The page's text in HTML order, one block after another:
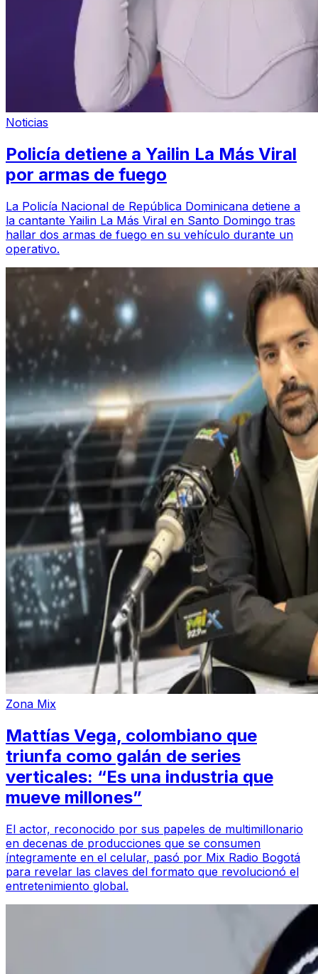
Noticias
Policía detiene a Yailin La Más Viral
por armas de fuego
La Policía Nacional de República Dominicana detiene a
la cantante Yailin La Más Viral en Santo Domingo tras
hallar dos armas de fuego en su vehículo durante un
operativo.
Zona Mix
Mattías Vega, colombiano que
triunfa como galán de series
verticales: “Es una industria que
mueve millones”
El actor, reconocido por sus papeles de multimillonario
en decenas de producciones que se consumen
íntegramente en el celular, pasó por Mix Radio Bogotá
para revelar las claves del formato que revolucionó el
entretenimiento global.